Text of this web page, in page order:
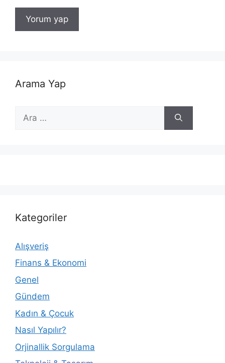
Arama Yap
ara
Kategoriler
Alışveriş
Finans & Ekonomi
Genel
Gündem
Kadın & Çocuk
Nasıl Yapılır?
Orjinallik Sorgulama